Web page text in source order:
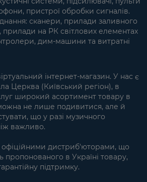
пристрої обробки сигналів.
сканери, прилади заливного
прилади на РК світлових елементах
дим-машини та витратні
інтернет-магазин. У нас є
Церква (Київський регіон), в
широкий асортимент товару в
не лише подивитися, але й
що у разі музичного
важливо.
дистриб'юторами, що
пропонованого в Україні товару,
підтримку.